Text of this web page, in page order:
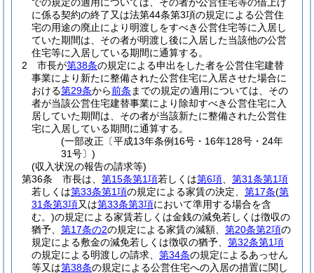
に係る契約の終了又は法第44条第3項の規定による公営住
宅の用途の廃止により明渡しをすべき公営住宅等に入居し
ていた期間は、その者が明渡し後に入居した当該他の公営
住宅等に入居している期間に通算する。
2
市長が第38条の規定による申出をした者を公営住宅建替
事業により新たに整備された公営住宅に入居させた場合に
おける第29条から前条 までの規定の適用については、その
者が当該公営住宅建替事業により除却すべき公営住宅に入
居していた期間は、その者が当該新たに整備された公営住
宅に入居している期間に通算する。
(一部改正〔平成13年条例16号・16年128号・24年
31号〕)
(収入状況の報告の請求等)
第36条
市長は、 第15条第1項若しくは第6項
第31条第1項
若しくは第33条第1項の規定による家賃の決定、 第17条(第
31条第3項又は第33条第3項において準用する場合を含
む。)の規定による家賃若しくは金銭の減免若しくは徴収の
猶予、 第17条の2の規定による家賃の減額、 第20条第2項の
規定による敷金の減免若しくは徴収の猶予、 第32条第1項
の規定による明渡しの請求、 第34条の規定によるあっせん
等又は第38条の規定による公営住宅への入居の措置に関し